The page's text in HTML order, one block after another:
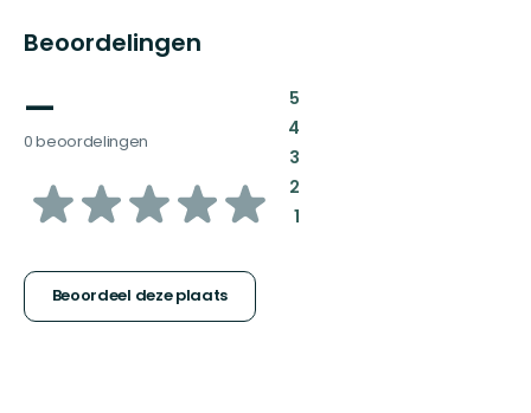
Beoordelingen
—
0 beoordelingen
van
sterren
Beoordeel deze plaats
5:
4:
3:
2:
1: